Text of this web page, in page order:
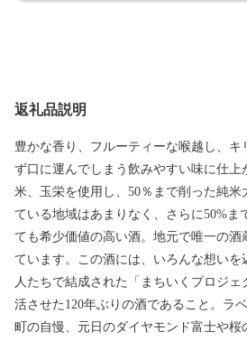
返礼品説明
豊かな香り、フルーティーな喉越し、キ
ず口に運んでしまう飲みやすい味に仕上
米、玉栄を使用し、50％まで削った純
ている地域はあまりなく、さらに50%ま
ても希少価値の高い酒。地元で唯一の酒
ています。この酒には、いろんな想い
人たちで結成された「まちいくプロジ
活させた120年ぶりの酒であること。ラ
町の自慢、元日のダイヤモンド富士や桜